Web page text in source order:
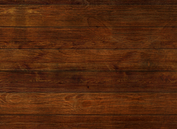
人形町の
知らせ
人形町の音楽カフェ『